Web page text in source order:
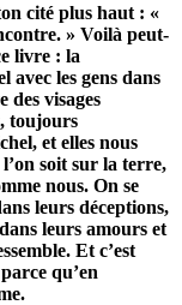
cité plus haut : «
» Voilà peut-
livre : la
avec les gens dans
des visages
toujours
et elles nous
soit sur la terre,
nous. On se
leurs déceptions,
leurs amours et
Et c’est
qu’en